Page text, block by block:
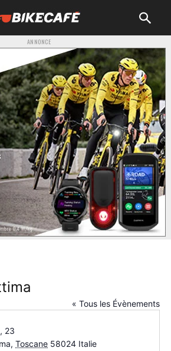
ANNONCE
« Tous les Évènements
23
, Toscane 58024 Italie